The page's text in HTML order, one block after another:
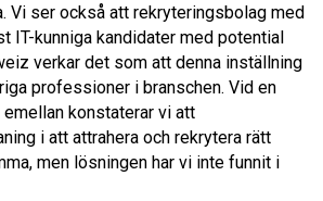
Vi ser också att rekryteringsbolag med
IT-kunniga kandidater med potential
verkar det som att denna inställning
professioner i branschen. Vid en
konstaterar vi att
i att attrahera och rekrytera rätt
men lösningen har vi inte funnit i